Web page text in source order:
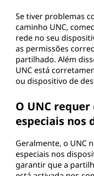
Se tiver problemas
caminho UNC,
rede no seu
as permissões
partilhado. Além
UNC está
ou dispositivo de
O UNC
especiais nos
Geralmente, o UNC
especiais nos
garantir que a